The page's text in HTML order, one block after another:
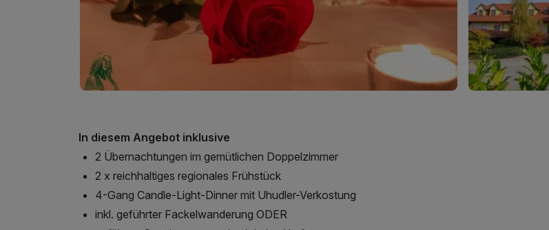
In diesem Angebot inklusive
2 Übernachtungen im gemütlichen Doppelzimmer
2 x reichhaltiges regionales Frühstück
4-Gang Candle-Light-Dinner mit Uhudler-Verkostung
inkl. geführter Fackelwanderung ODER